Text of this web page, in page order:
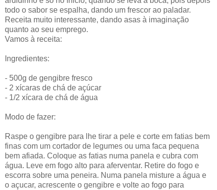
todo o sabor se espalha, dando um frescor ao paladar.
Receita muito interessante, dando asas à imaginação
quanto ao seu emprego.
Vamos à receita:
Ingredientes:
- 500g de gengibre fresco
- 2 xícaras de chá de açúcar
- 1/2 xícara de chá de água
Modo de fazer:
Raspe o gengibre para lhe tirar a pele e corte em fatias bem
finas com um cortador de legumes ou uma faca pequena
bem afiada. Coloque as fatias numa panela e cubra com
água. Leve em fogo alto para aferventar. Retire do fogo e
escorra sobre uma peneira. Numa panela misture a água e
o açucar, acrescente o gengibre e volte ao fogo para